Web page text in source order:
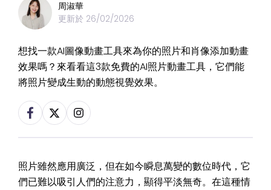
周淑華
更新於 26/02/2026
想找一款AI圖像動畫工具來為你的照片和肖像添加動畫
效果嗎？來看看這3款免費的AI照片動畫工具，它們能
將照片變成生動的動態視覺效果。
照片雖然應用廣泛，但在如今瞬息萬變的數位時代，它
們已難以吸引人們的注意力，顯得平淡無奇。在這種情